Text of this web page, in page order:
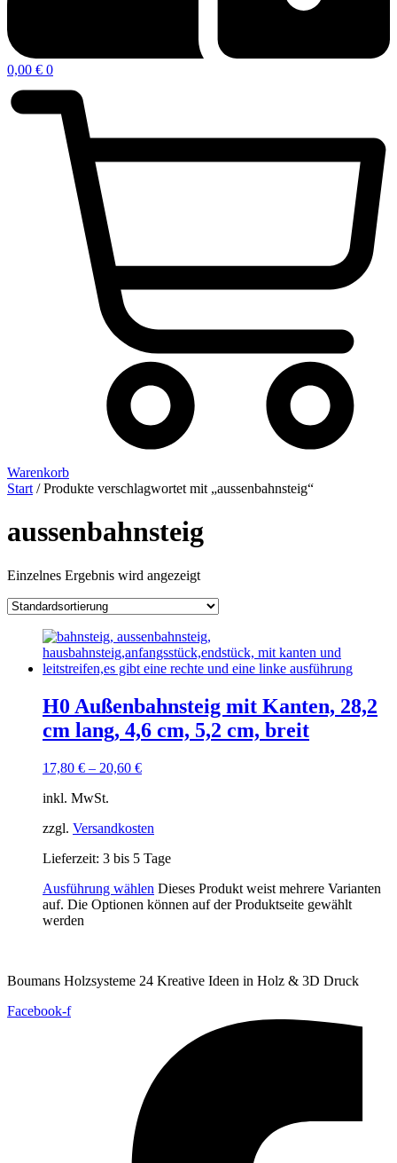
0,00 € 0
Warenkorb
Start / Produkte verschlagwortet mit „aussenbahnsteig“
aussenbahnsteig
Einzelnes Ergebnis wird angezeigt
H0 Außenbahnsteig mit Kanten, 28,2
cm lang, 4,6 cm, 5,2 cm, breit
17,80 € – 20,60 €
inkl. MwSt.
zzgl. Versandkosten
Lieferzeit: 3 bis 5 Tage
Ausführung wählen Dieses Produkt weist mehrere Varianten
auf. Die Optionen können auf der Produktseite gewählt
werden
Boumans Holzsysteme 24 Kreative Ideen in Holz & 3D Druck
Facebook-f